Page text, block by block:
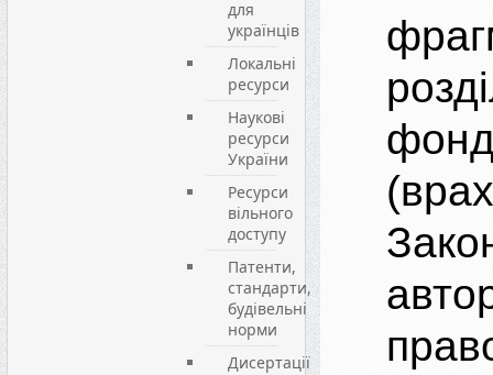
для
українців
Локальні
ресурси
Наукові
ресурси
України
Ресурси
вільного
доступу
Патенти,
стандарти,
будівельні
норми
Дисертації